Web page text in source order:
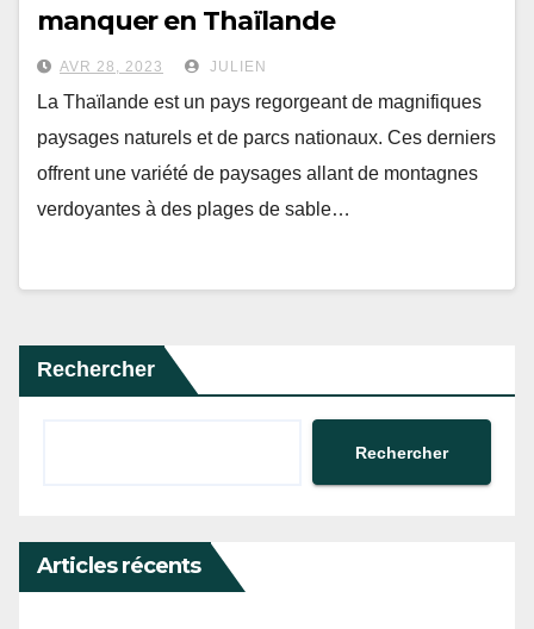
manquer en Thaïlande
AVR 28, 2023 JULIEN
La Thaïlande est un pays regorgeant de magnifiques
paysages naturels et de parcs nationaux. Ces derniers
offrent une variété de paysages allant de montagnes
verdoyantes à des plages de sable…
Rechercher
Rechercher
Articles récents